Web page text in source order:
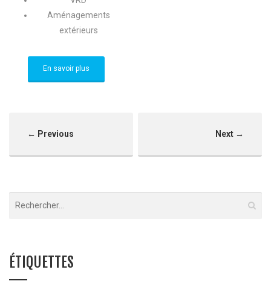
Aménagements
extérieurs
En savoir plus
← Previous Next →
ÉTIQUETTES